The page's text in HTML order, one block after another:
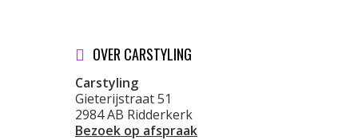
OVER CARSTYLING
Carstyling
Gieterijstraat 51
2984 AB Ridderkerk
Bezoek op afspraak